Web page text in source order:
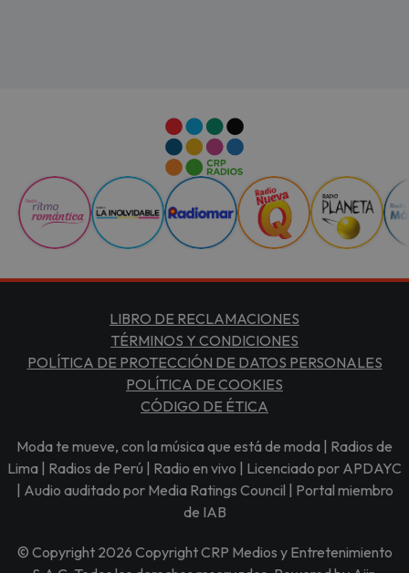
LIBRO DE RECLAMACIONES
TÉRMINOS Y CONDICIONES
POLÍTICA DE PROTECCIÓN DE DATOS PERSONALES
POLÍTICA DE COOKIES
CÓDIGO DE ÉTICA
Moda te mueve, con la música que está de moda | Radios de
Lima | Radios de Perú | Radio en vivo | Licenciado por APDAYC
| Audio auditado por Media Ratings Council | Portal miembro
de IAB
© Copyright 2026 Copyright CRP Medios y Entretenimiento